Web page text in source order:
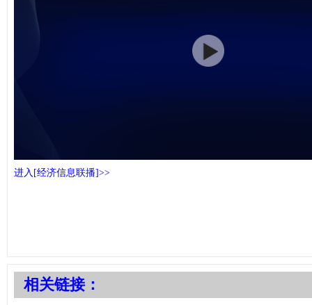
进入[经济信息联播]>>
相关链接：